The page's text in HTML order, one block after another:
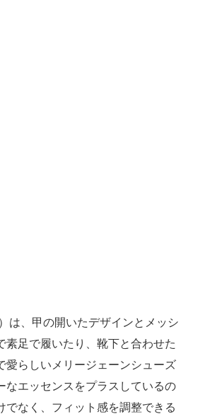
は、甲の開いたデザインとメッシ
素足で履いたり、靴下と合わせた
愛らしいメリージェーンシューズ
なエッセンスをプラスしているの
なく、フィット感を調整できる